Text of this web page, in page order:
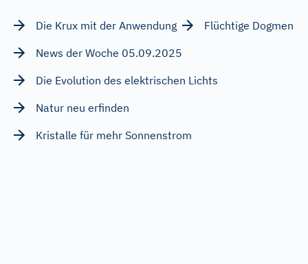
Die Krux mit der Anwendung
Flüchtige Dogmen
News der Woche 05.09.2025
Die Evolution des elektrischen Lichts
Natur neu erfinden
Kristalle für mehr Sonnenstrom